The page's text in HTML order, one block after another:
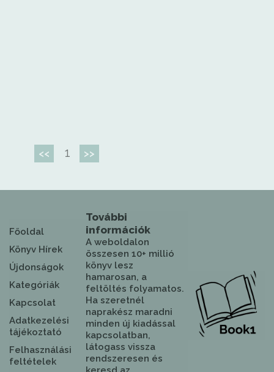
<< 1 >>
Főoldal
Könyv Hírek
Újdonságok
Kategóriák
Kapcsolat
Adatkezelési
tájékoztató
Felhasználási
feltételek
További
információk
A weboldalon
összesen 10+ millió
könyv lesz
hamarosan, a
feltöltés folyamatos.
Ha szeretnél
naprakész maradni
minden új kiadással
kapcsolatban,
látogass vissza
rendszeresen és